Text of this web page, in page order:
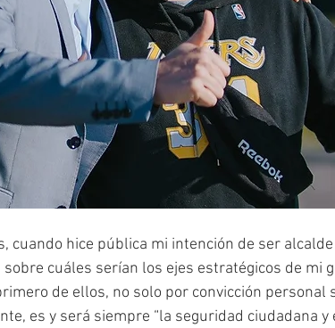
cuando hice pública mi intención de ser
cuáles serían los ejes estratégicos de mi
de ellos, no solo por convicción personal
es y será siempre “la seguridad ciudadana y